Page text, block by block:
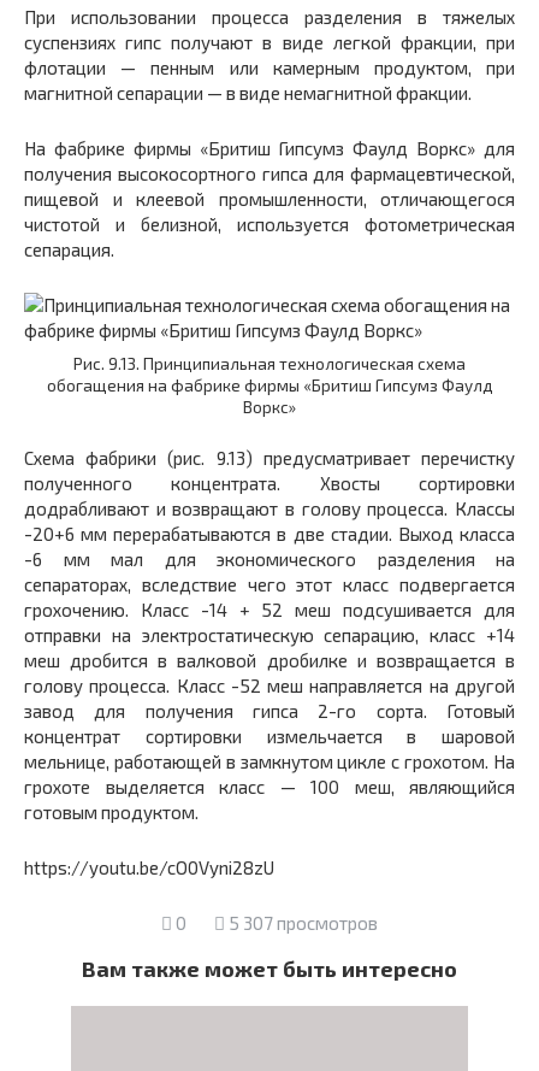
При использовании процесса разделения в тяжелых
суспензиях гипс получают в виде легкой фракции, при
флотации — пенным или камерным продуктом, при
магнитной сепарации — в виде немагнитной фракции.
На фабрике фирмы «Бритиш Гипсумз Фаулд Воркс» для
получения высокосортного гипса для фармацевтической,
пищевой и клеевой промышленности, отличающегося
чистотой и белизной, используется фотометрическая
сепарация.
Рис. 9.13. Принципиальная технологическая схема
обогащения на фабрике фирмы «Бритиш Гипсумз Фаулд
Воркс»
Схема фабрики (рис. 9.13) предусматривает перечистку
полученного концентрата. Хвосты сортировки
додрабливают и возвращают в голову процесса. Классы
-20+6 мм перерабатываются в две стадии. Выход класса
-6 мм мал для экономического разделения на
сепараторах, вследствие чего этот класс подвергается
грохочению. Класс -14 + 52 меш подсушивается для
отправки на электростатическую сепарацию, класс +14
меш дробится в валковой дробилке и возвращается в
голову процесса. Класс -52 меш направляется на другой
завод для получения гипса 2-го сорта. Готовый
концентрат сортировки измельчается в шаровой
мельнице, работающей в замкнутом цикле с грохотом. На
грохоте выделяется класс — 100 меш, являющийся
готовым продуктом.
https://youtu.be/cO0Vyni28zU
0 5 307 просмотров
Вам также может быть интересно